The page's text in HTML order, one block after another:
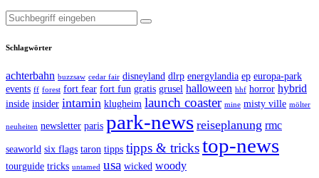
Suche
nach:
Schlagwörter
achterbahn buzzsaw cedar fair disneyland dlrp energylandia ep europa-park
events ff forest fort fear fort fun gratis grusel halloween hhf horror hybrid
inside insider intamin klugheim launch coaster mine misty ville mölter
neuheiten newsletter paris park-news reiseplanung rmc
seaworld six flags taron tipps tipps & trickstop-news
tourguide tricks untamed usa wicked woody